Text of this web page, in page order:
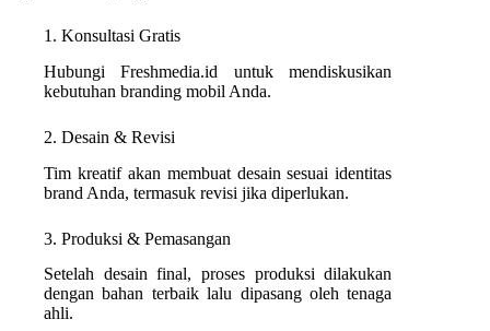
1. Konsultasi Gratis
Hubungi Freshmedia.id untuk mendiskusikan
kebutuhan branding mobil Anda.
2. Desain & Revisi
Tim kreatif akan membuat desain sesuai identitas
brand Anda, termasuk revisi jika diperlukan.
3. Produksi & Pemasangan
Setelah desain final, proses produksi dilakukan
dengan bahan terbaik lalu dipasang oleh tenaga
ahli.